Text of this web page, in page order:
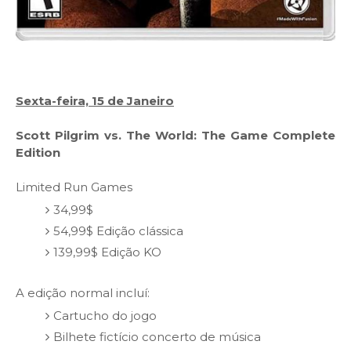
Sexta-feira, 15 de Janeiro
Scott Pilgrim vs. The World: The Game Complete
Edition
Limited Run Games
34,99$
54,99$ Edição clássica
139,99$ Edição KO
A edição normal incluí:
Cartucho do jogo
Bilhete fictício concerto de música